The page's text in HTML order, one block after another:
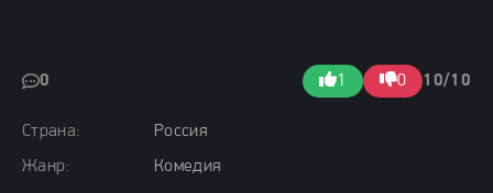
Страна:
Россия
Жанр:
Комедия
0 1 0 10/10